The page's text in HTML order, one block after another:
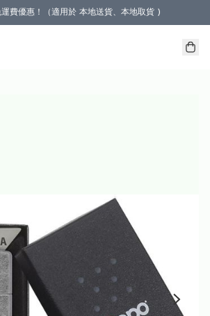
費優惠！（適用於 本地送貨、本地取貨 )